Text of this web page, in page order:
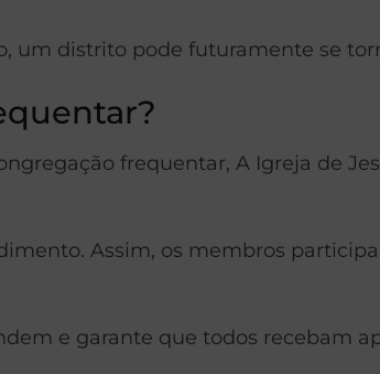
um distrito pode futuramente se
frequentar, A Igreja de
Assim, os membros
e garante que todos recebam